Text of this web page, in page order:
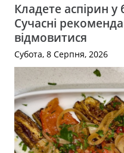
Кладете аспірин
Сучасні
відмовитися
Субота, 8 Серпня, 2026